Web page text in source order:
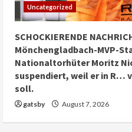
Uncategorized
SCHOCKIERENDE
Mönchengladbach-MVP-
Nationaltorhüter Moritz
suspendiert, weil er in R…
soll.
gatsby August 7, 2026